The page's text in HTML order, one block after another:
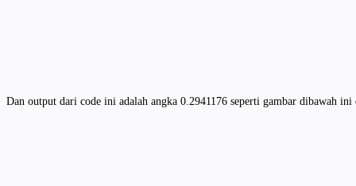
Dan output dari code ini adalah angka 0.2941176 seperti gambar dibawah